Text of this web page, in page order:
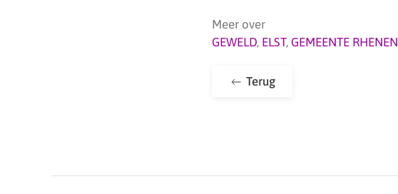
Meer over
GEWELD, ELST, GEMEENTE RHENEN
Terug